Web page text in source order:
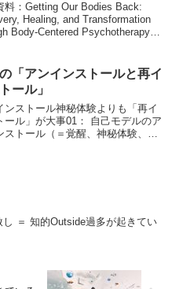
料：Getting Our Bodies Back:
Healing, and Transformation
Body-Centered Psychotherapy
「アンインストールと再イ
ール」
ンストール神秘体験よりも「再イ
ール」が大事01： 自己モデルのア
ストール（＝覚醒、神秘体験、色
し ＝ 知的Outside過多が起きてい